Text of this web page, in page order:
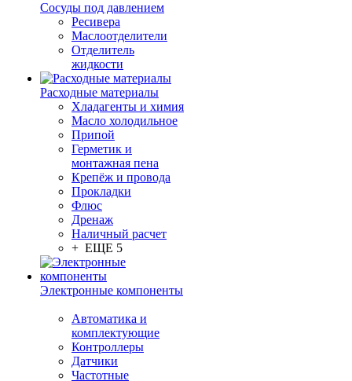
Сосуды под давлением
Ресивера
Маслоотделители
Отделитель
жидкости
Расходные материалы
Хладагенты и химия
Масло холодильное
Припой
Герметик и
монтажная пена
Крепёж и провода
Прокладки
Флюс
Дренаж
Наличный расчет
+ ЕЩЕ 5
Электронные компоненты
Автоматика и
комплектующие
Контроллеры
Датчики
Частотные